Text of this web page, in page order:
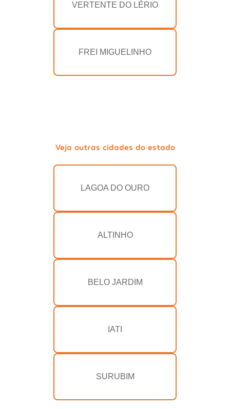
VERTENTE DO LÉRIO
FREI MIGUELINHO
Veja outras cidades do estado
LAGOA DO OURO
ALTINHO
BELO JARDIM
IATI
SURUBIM